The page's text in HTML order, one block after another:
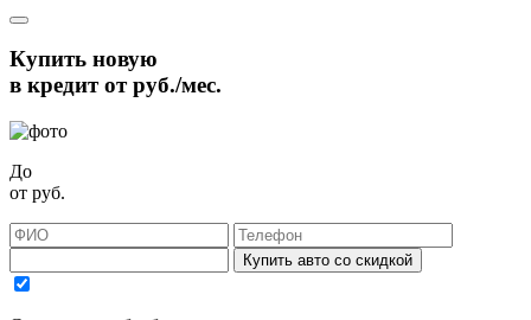
Купить новую
в кредит отруб./мес.
До
от руб.
Купить авто со скидкой